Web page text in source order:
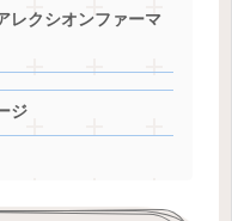
レクシオンファーマ
ジ